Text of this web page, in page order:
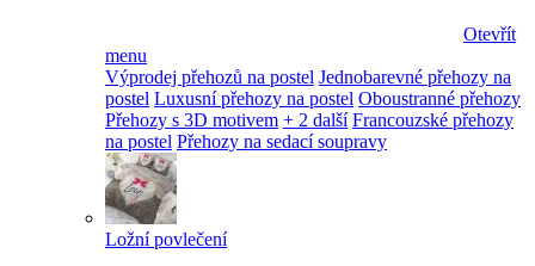
Otevřít
menu
Výprodej přehozů na postel Jednobarevné přehozy na
postel Luxusní přehozy na postel Oboustranné přehozy
Přehozy s 3D motivem + 2 další Francouzské přehozy
na postel Přehozy na sedací soupravy
Ložní povlečení